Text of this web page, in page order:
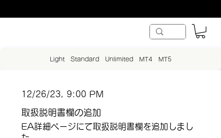
Light Standard Unlimited MT4 MT5
12/26/23, 9:00 PM
取扱説明書欄の追加
EA詳細ページにて取扱説明書欄を追加しまし